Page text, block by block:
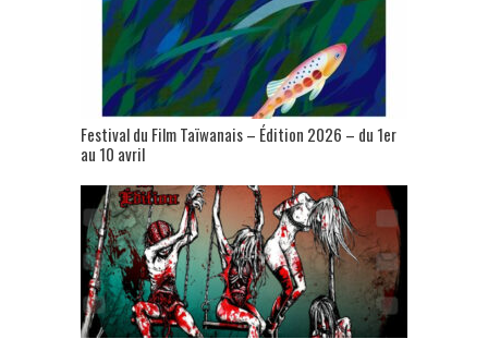
Festival du Film Taïwanais – Édition 2026 – du 1er
au 10 avril